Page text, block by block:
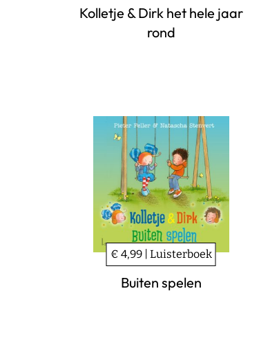
Kolletje & Dirk het hele jaar
rond
€ 4,99 | Luisterboek
Buiten spelen